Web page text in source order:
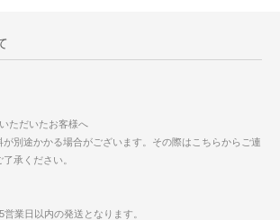
ただいたお客様へ
別途かかる場合がございます。その際はこちらからご連
承ください。
業日以内の発送となります。